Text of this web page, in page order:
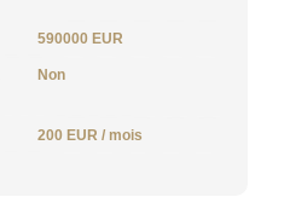
590000 EUR
Non
200 EUR / mois